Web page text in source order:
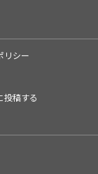
リシー
投稿する